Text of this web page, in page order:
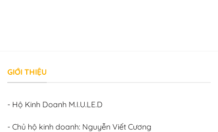
GIỚI THIỆU
- Hộ Kinh Doanh M.I.U.LE.D
- Chủ hộ kinh doanh: Nguyễn Viết Cương